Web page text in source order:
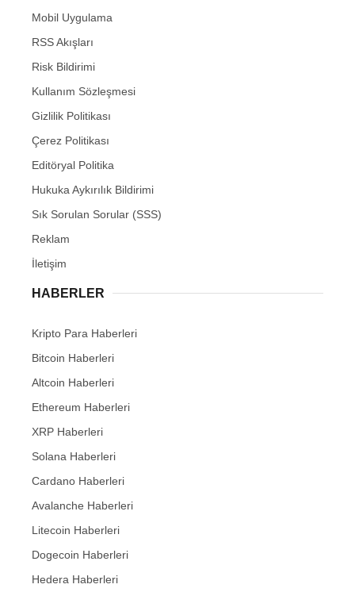
Mobil Uygulama
RSS Akışları
Risk Bildirimi
Kullanım Sözleşmesi
Gizlilik Politikası
Çerez Politikası
Editöryal Politika
Hukuka Aykırılık Bildirimi
Sık Sorulan Sorular (SSS)
Reklam
İletişim
HABERLER
Kripto Para Haberleri
Bitcoin Haberleri
Altcoin Haberleri
Ethereum Haberleri
XRP Haberleri
Solana Haberleri
Cardano Haberleri
Avalanche Haberleri
Litecoin Haberleri
Dogecoin Haberleri
Hedera Haberleri